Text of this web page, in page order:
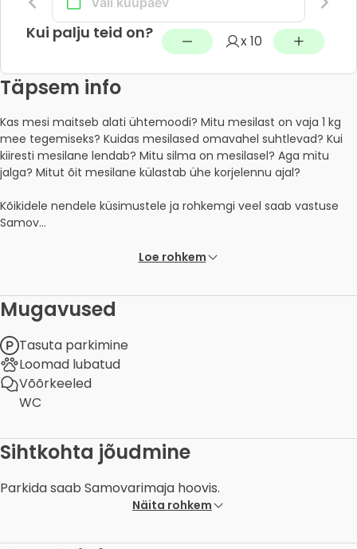
Täpsem info
Kas mesi maitseb alati ühtemoodi? Mitu mesilast on vaja 1 kg
mee tegemiseks? Kuidas mesilased omavahel suhtlevad? Kui
kiiresti mesilane lendab? Mitu silma on mesilasel? Aga mitu
jalga? Mitut õit mesilane külastab ühe korjelennu ajal?
Kõikidele nendele küsimustele ja rohkemgi veel saab vastuse
Samov...
Loe rohkem
Mugavused
Tasuta parkimine
Loomad lubatud
Võõrkeeled
WC
Sihtkohta jõudmine
Parkida saab Samovarimaja hoovis.
Näita rohkem
Kui palju teid on? x 10